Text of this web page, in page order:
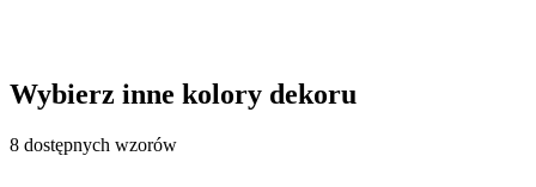
Wybierz inne kolory dekoru
8 dostępnych wzorów